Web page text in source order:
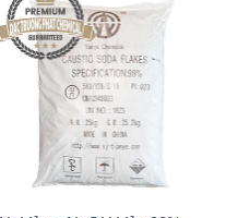
Xút Vảy – NaOH Vảy 98%
Tianye Trung Quốc China